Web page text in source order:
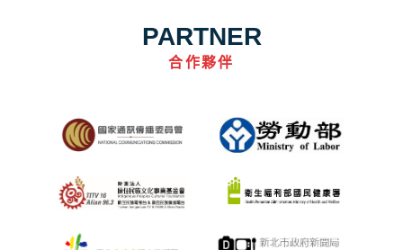
PARTNER
合作夥伴